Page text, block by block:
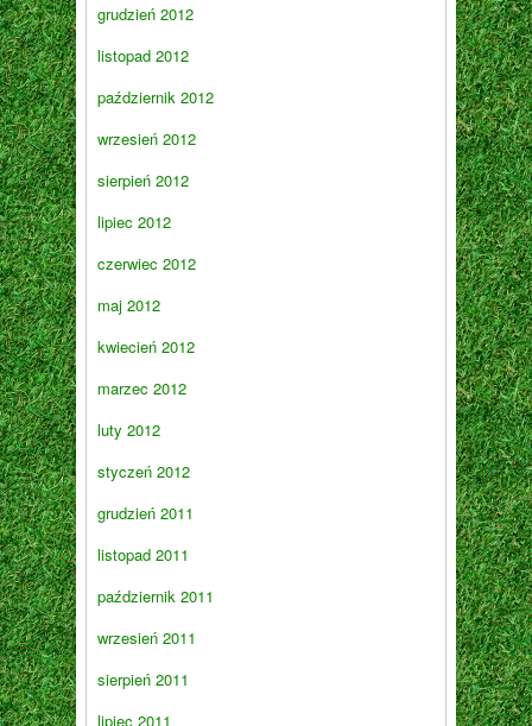
grudzień 2012
listopad 2012
październik 2012
wrzesień 2012
sierpień 2012
lipiec 2012
czerwiec 2012
maj 2012
kwiecień 2012
marzec 2012
luty 2012
styczeń 2012
grudzień 2011
listopad 2011
październik 2011
wrzesień 2011
sierpień 2011
lipiec 2011